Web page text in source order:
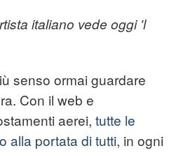
italiano vede oggi 'l
senso ormai guardare
Con il web e
aerei, tutte le
alla portata di tutti, in ogni